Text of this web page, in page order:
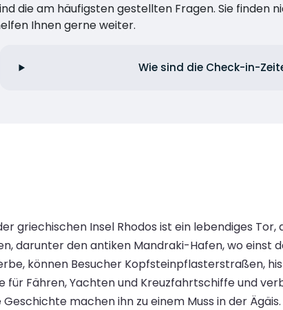
die am häufigsten gestellten Fragen. Sie finden
Ihnen gerne weiter.
Wie sind die Check-in-
griechischen Insel Rhodos ist ein lebendiges
darunter den antiken Mandraki-Hafen, wo einst
können Besucher Kopfsteinpflasterstraßen,
für Fähren, Yachten und Kreuzfahrtschiffe und
machen ihn zu einem Muss in der Ägäis.